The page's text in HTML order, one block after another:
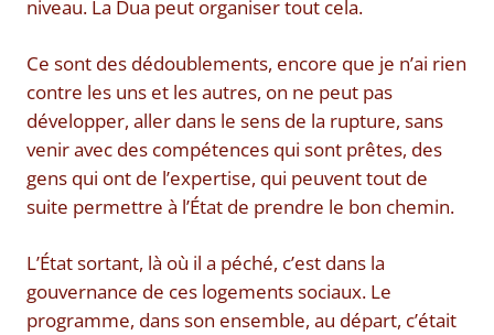
niveau. La Dua peut organiser tout cela.
Ce sont des dédoublements, encore que je n’ai rien
contre les uns et les autres, on ne peut pas
développer, aller dans le sens de la rupture, sans
venir avec des compétences qui sont prêtes, des
gens qui ont de l’expertise, qui peuvent tout de
suite permettre à l’État de prendre le bon chemin.
L’État sortant, là où il a péché, c’est dans la
gouvernance de ces logements sociaux. Le
programme, dans son ensemble, au départ, c’était